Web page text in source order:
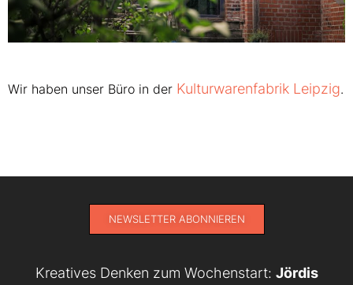
Wir haben unser Büro in der Kulturwarenfabrik Leipzig.
NEWSLETTER ABONNIEREN
Kreatives Denken zum Wochenstart: Jördis